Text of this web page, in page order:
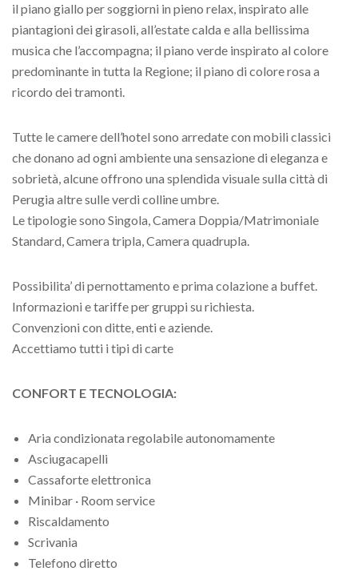
il piano giallo per soggiorni in pieno relax, inspirato alle
piantagioni dei girasoli, all’estate calda e alla bellissima
musica che l’accompagna; il piano verde inspirato al colore
predominante in tutta la Regione; il piano di colore rosa a
ricordo dei tramonti.
Tutte le camere dell’hotel sono arredate con mobili classici
che donano ad ogni ambiente una sensazione di eleganza e
sobrietà, alcune offrono una splendida visuale sulla città di
Perugia altre sulle verdi colline umbre.
Le tipologie sono Singola, Camera Doppia/Matrimoniale
Standard, Camera tripla, Camera quadrupla.
Possibilita’ di pernottamento e prima colazione a buffet.
Informazioni e tariffe per gruppi su richiesta.
Convenzioni con ditte, enti e aziende.
Accettiamo tutti i tipi di carte
CONFORT E TECNOLOGIA:
Aria condizionata regolabile autonomamente
Asciugacapelli
Cassaforte elettronica
Minibar · Room service
Riscaldamento
Scrivania
Telefono diretto